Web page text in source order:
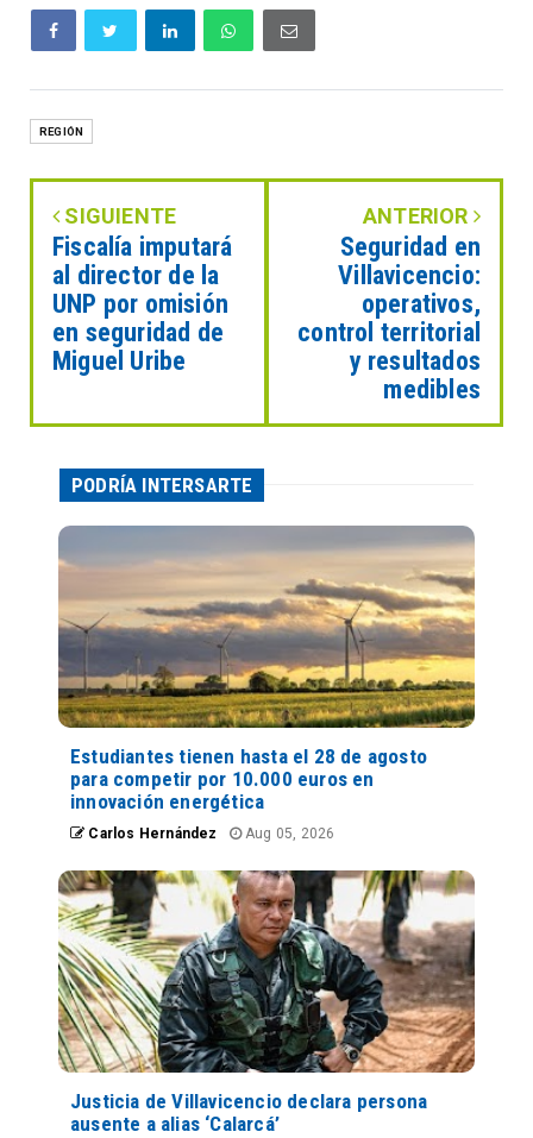
REGIÓN
SIGUIENTE
Fiscalía imputará
al director de la
UNP por omisión
en seguridad de
Miguel Uribe
ANTERIOR
Seguridad en
Villavicencio:
operativos,
control territorial
y resultados
medibles
PODRÍA INTERSARTE
Estudiantes tienen hasta el 28 de agosto
para competir por 10.000 euros en
innovación energética
Carlos Hernández Aug 05, 2026
Justicia de Villavicencio declara persona
ausente a alias ‘Calarcá’